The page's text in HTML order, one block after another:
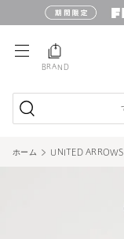
BRAND
ホーム UNITED